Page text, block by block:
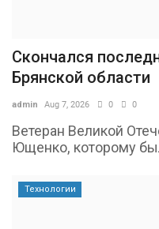
Скончался
Брянской области
admin Aug 7, 2026 0 0
Ветеран Великой
Ющенко, которому
Технологии